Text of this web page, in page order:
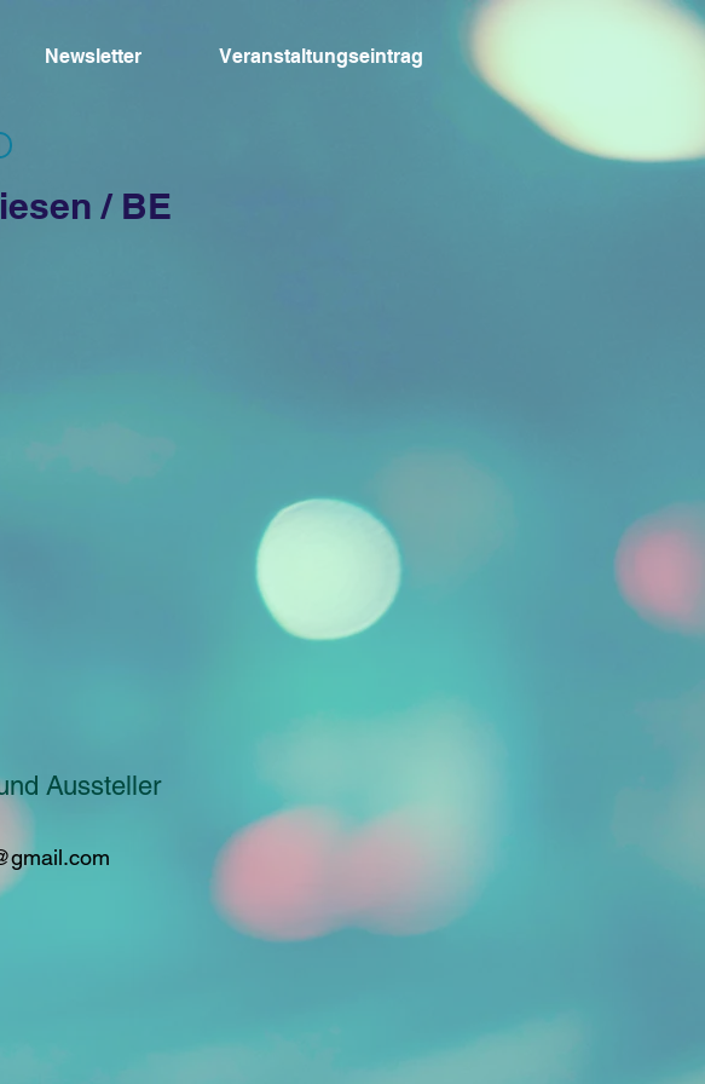
Newsletter Veranstaltungseintrag
/ BE
Aussteller